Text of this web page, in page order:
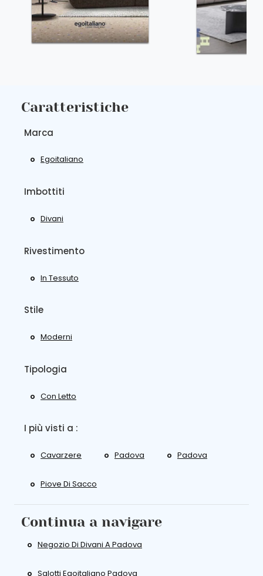
Caratteristiche
Marca
Egoitaliano
Imbottiti
Divani
Rivestimento
In Tessuto
Stile
Moderni
Tipologia
Con Letto
I più visti a :
Cavarzere Padova Padova
Piove Di Sacco
Continua a navigare
Negozio Di Divani A Padova
Salotti Egoitaliano Padova